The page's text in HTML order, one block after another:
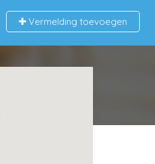
Vermelding toevoegen